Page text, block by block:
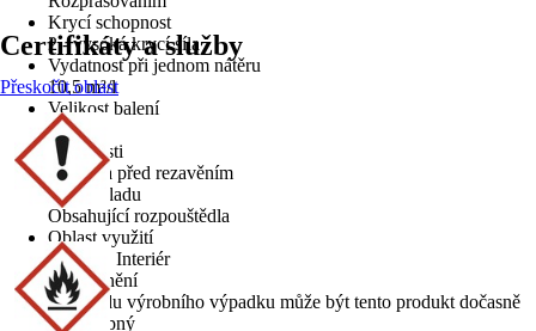
Krycí schopnost
2 - vysoká krycí síla
Vydatnost při jednom nátěru
10,5 m²/l
Velikost balení
0,4 l
Vlastnosti
Ochrana před rezavěním
Typ základu
Obsahující rozpouštědla
Oblast využití
Exteriér, Interiér
Upozornění
Z důvodu výrobního výpadku může být tento produkt dočasně
nedostupný
Certifikáty a služby
Přeskočit oblast